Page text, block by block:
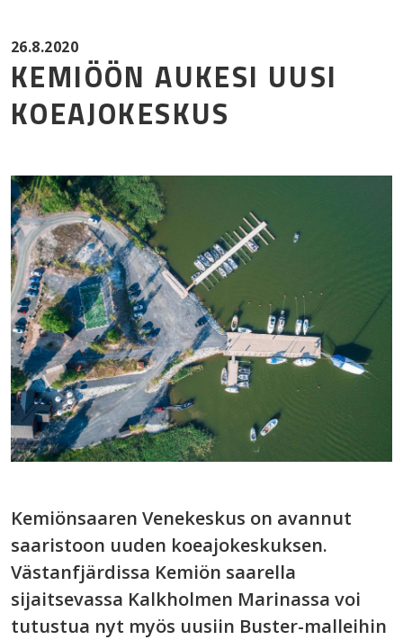
26.8.2020
KEMIÖÖN AUKESI UUSI
KOEAJOKESKUS
Kemiönsaaren Venekeskus on avannut
saaristoon uuden koeajokeskuksen.
Västanfjärdissa Kemiön saarella
sijaitsevassa Kalkholmen Marinassa voi
tutustua nyt myös uusiin Buster-malleihin